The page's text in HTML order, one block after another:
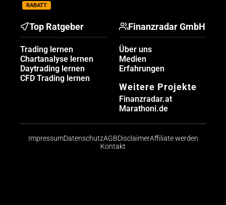
RABATT
Top Ratgeber
Trading lernen
Chartanalyse lernen
Daytrading lernen
CFD Trading lernen
Finanzradar GmbH
Über uns
Medien
Erfahrungen
Weitere Projekte
Finanzradar.at
Marathoni.de
ImpressumDatenschutzAGBDisclaimerAffiliate werden
Kontakt